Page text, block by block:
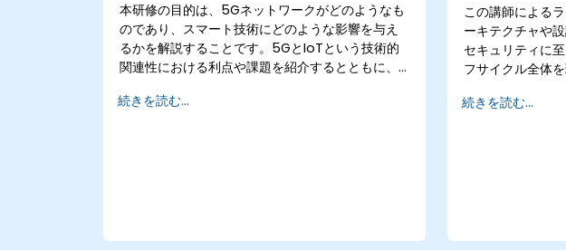
本研修の目的は、5Gネットワークがどのようなも
のであり、スマート技術にどのような影響を与え
るかを解説することです。5GとIoTという技術的
関連性における利点や課題を紹介するとともに、
たこのネットワークの今後の発展方向についても
続きを読む...
この講師による
ーキテクチャや
セキュリティに
フサイクル全体
またはオンサイ
続きを読む...